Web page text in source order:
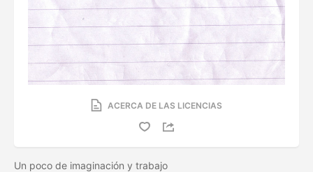
ACERCA DE LAS LICENCIAS
Un poco de imaginación y trabajo